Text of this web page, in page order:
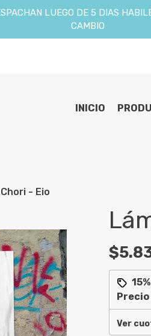
LUEGO DE 5 DIAS
CAMBIO
INICIO
- Eio
Ver